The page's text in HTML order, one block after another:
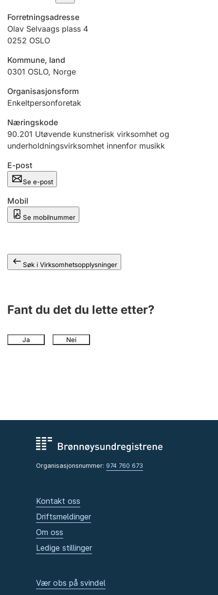
Tinglysing
Jeger
Ektepaktveileder
Offentlig sektor
Andre tema
Forretningsadresse
Olav Selvaags plass 4
0252 OSLO
Kommune, land
0301 OSLO, Norge
Organisasjonsform
Enkeltpersonforetak
Næringskode
90.201 Utøvende kunstnerisk virksomhet og
underholdningsvirksomhet innenfor musikk
E-post
Se e-post
Mobil
Se mobilnummer
Søk i Virksomhetsopplysninger
Fant du det du lette etter?
Ja Nei
Organisasjonsnummer: 974 760 673
Kontakt oss
Driftsmeldinger
Om oss
Ledige stillinger
Vær obs på svindel